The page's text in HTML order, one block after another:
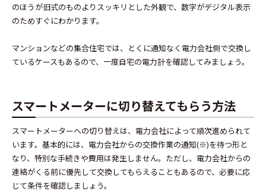
のほうが旧式のものよりスッキリとした外観で、数字がデジタル表示
のためすぐにわかります。
マンションなどの集合住宅では、とくに通知なく電力会社側で交換し
ているケースもあるので、一度自宅の電力計を確認してみましょう。
スマートメーターに切り替えてもらう方法
スマートメーターへの切り替えは、電力会社によって順次進められて
います。基本的には、電力会社からの交換作業の通知(※)を待つ形と
なり、特別な手続きや費用は発生しません。ただし、電力会社からの
連絡がくる前に優先して交換してもらえることもあるので、必要に応
じて条件を確認しましょう。